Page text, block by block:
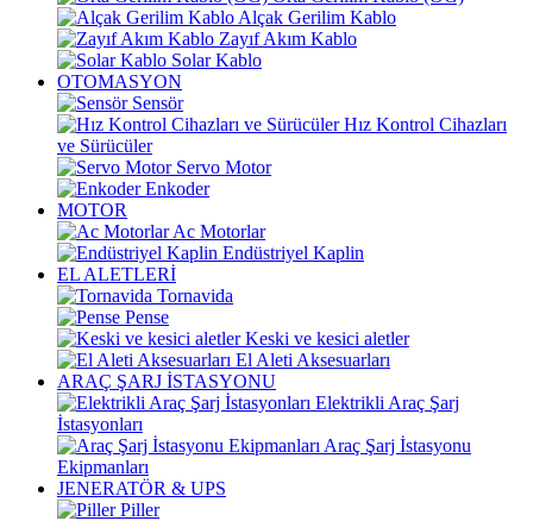
Alçak Gerilim Kablo
Zayıf Akım Kablo
Solar Kablo
OTOMASYON
Sensör
Hız Kontrol Cihazları
ve Sürücüler
Servo Motor
Enkoder
MOTOR
Ac Motorlar
Endüstriyel Kaplin
EL ALETLERİ
Tornavida
Pense
Keski ve kesici aletler
El Aleti Aksesuarları
ARAÇ ŞARJ İSTASYONU
Elektrikli Araç Şarj
İstasyonları
Araç Şarj İstasyonu
Ekipmanları
JENERATÖR & UPS
Piller